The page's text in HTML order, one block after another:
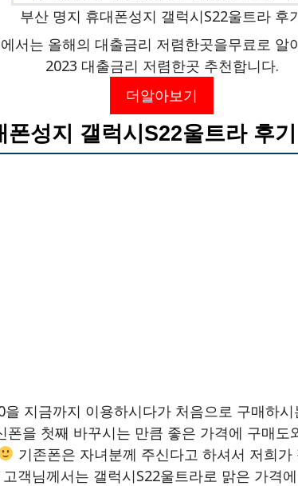
부산 명지 휴대폰성지 갤럭시S22울트라 후
서는 올해의 대출금리 저렴한곳을무료로 알
2023 대출금리 저렴한곳 추천합니다.
더알아보기
성지 갤럭시S22울트라 후기
지금까지 이용하시다가 처음으로 구매하
폰을 첫째 바꾸시는 만큼 좋은 가격에 구매도
기존폰은 자녀분께 주신다고 하셔서 저희
객님께서는 갤럭시S22울트라로 맑은 가격